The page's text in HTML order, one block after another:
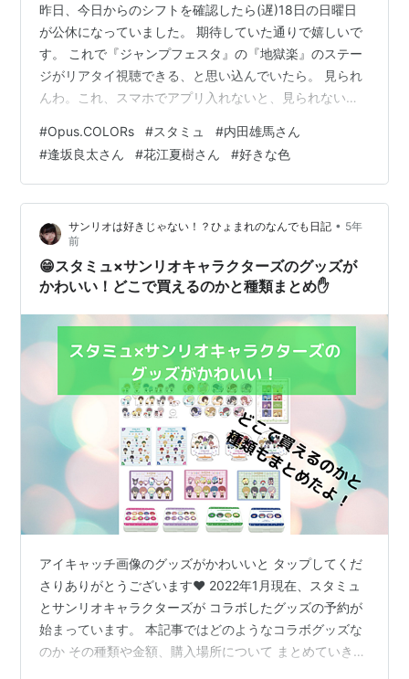
主題歌
第1期
オープニングテーマ「DREAMER」
作詞：Satomi / 作曲・編曲：中山聡 / 歌：Gero
エンディングテーマ「星瞬COUNTDOWN」
作詞：くまのきよみ / 作曲・編曲：井内舞子
歌：team鳳（星谷悠太（花江夏樹）、那雪透（小野
賢章）、月皇海斗（ランズベリー・アーサー）、天
花寺翔（細谷佳正）、空閑愁（前野智昭））
第2期
オープニングテーマ「SHOW MUST GO ON!!」
作詞：六ツ見純代 / 作曲：halyosy / 編曲：中山聡 /
歌：Fourpe（浦島坂田船）
エンディングテーマ 「Gift」
作詞：くまのきよみ / 作曲・編曲：井内舞子 / 歌：
team鳳
リスト::アニメ作品//タイトル/さ行|リスト::アニメ作
品//2015年|リスト::アニメ作品//2017年
昨日、今日からのシフトを確認したら(遅)18日の日曜日
が公休になっていました。 期待していた通りで嬉しいで
す。 これで『ジャンプフェスタ』の『地獄楽』のステー
ジがリアタイ視聴できる、と思い込んでいたら。 見られ
んわ。これ、スマホでアプリ入れないと、見られない感
論外やったわ(ちーん) くっふ・・・し、仕方ない。 当日
はツイッターで、皆さんの反応を追いかけたいと思いま
す。 かっは(無念) そんなこんなで本題です。 冬アニメは
勿論ですが、来年放送予定のアニメも非常に充実してい
ますね。 楽しみ、楽しみ。 今回はそんな、来年放送予定
のアニメ作品の話題で…
#Opus.COLORs #スタミュ #内田雄馬さん
#逢坂良太さん #花江夏樹さん #好きな色
サンリオは好きじゃない！？ひょまれのなんでも日記 • 5年
前
😁スタミュ×サンリオキャラクターズのグッズが
かわいい！どこで買えるのかと種類まとめ✋
アイキャッチ画像のグッズがかわいいと タップしてくだ
さりありがとうございます❤️ 2022年1月現在、スタミュ
とサンリオキャラクターズが コラボしたグッズの予約が
始まっています。 本記事ではどのようなコラボグッズな
のか その種類や金額、購入場所について まとめていきま